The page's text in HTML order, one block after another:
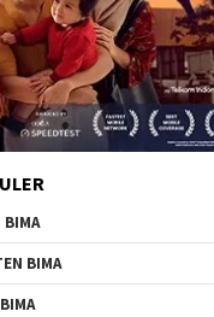
BIMA
BIMA